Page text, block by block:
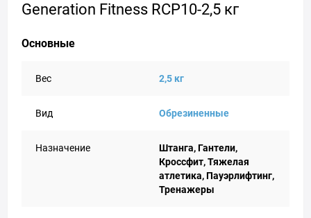
Generation Fitness RCP10-2,5 кг
Основные
Вес 2,5 кг
Вид Обрезиненные
Назначение
Штанга, Гантели,
Кроссфит, Тяжелая
атлетика, Пауэрлифтинг,
Тренажеры